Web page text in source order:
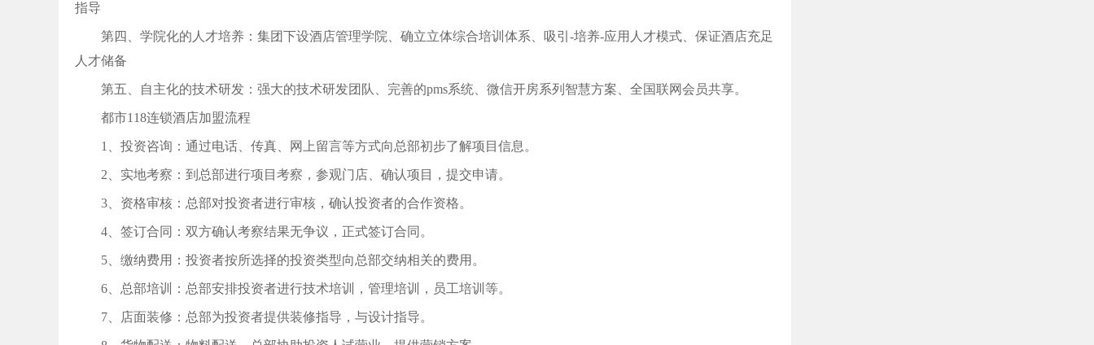
指导
第四、学院化的人才培养：集团下设酒店管理学院、确立立体综合培训体系、吸引-培养-应用人才模式、保证酒店充足
人才储备
第五、自主化的技术研发：强大的技术研发团队、完善的pms系统、微信开房系列智慧方案、全国联网会员共享。
都市118连锁酒店加盟流程
1、投资咨询：通过电话、传真、网上留言等方式向总部初步了解项目信息。
2、实地考察：到总部进行项目考察，参观门店、确认项目，提交申请。
3、资格审核：总部对投资者进行审核，确认投资者的合作资格。
4、签订合同：双方确认考察结果无争议，正式签订合同。
5、缴纳费用：投资者按所选择的投资类型向总部交纳相关的费用。
6、总部培训：总部安排投资者进行技术培训，管理培训，员工培训等。
7、店面装修：总部为投资者提供装修指导，与设计指导。